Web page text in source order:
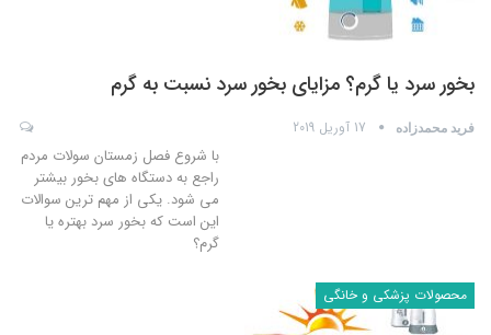
بخور سرد یا گرم؟ مزایای بخور سرد نسبت به گرم
فرید محمدزاده 17 آوریل 2019
با شروع فصل زمستان سولات مردم
راجع به دستگاه های بخور بیشتر
می شود. یکی از مهم ترین سوالات
این است که بخور سرد بهتره یا
گرم؟
محصولات پزشکی و خانگی